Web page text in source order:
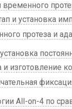
и установка
протеза и
изготовление
All-on-4 по